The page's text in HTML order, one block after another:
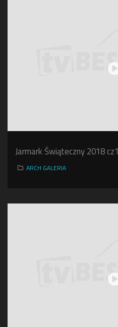
Jarmark Świąteczny 2018 cz1
ARCH GALERIA